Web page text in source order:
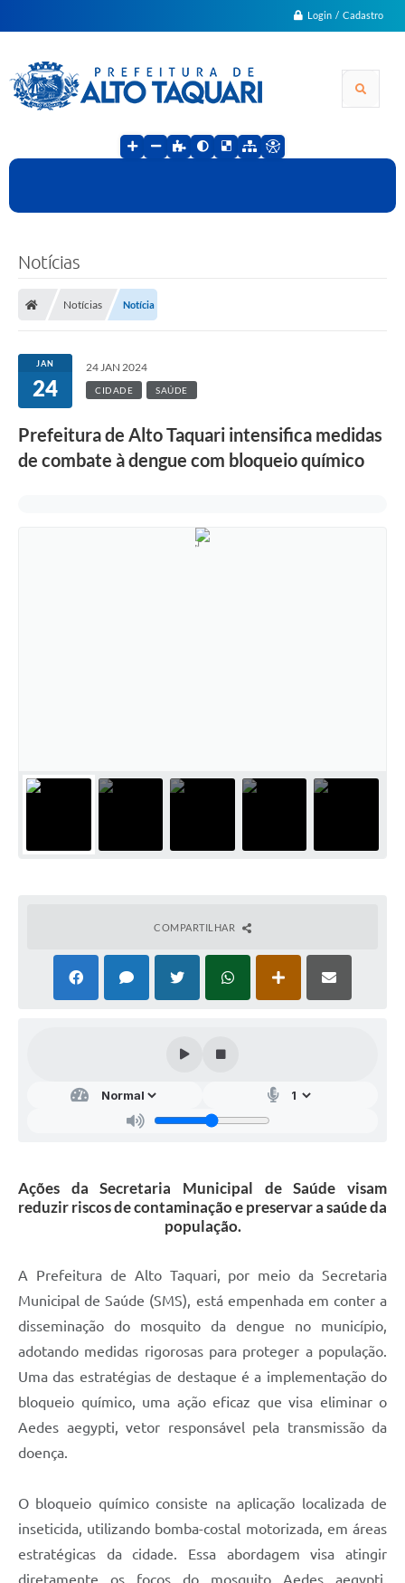
Login / Cadastro
Notícias
Notícias Notícia
JAN
24
24 JAN 2024
CIDADE SAÚDE
Prefeitura de Alto Taquari intensifica medidas
de combate à dengue com bloqueio químico
COMPARTILHAR
Ações da Secretaria Municipal de Saúde visam
reduzir riscos de contaminação e preservar a saúde da
população.
A Prefeitura de Alto Taquari, por meio da Secretaria
Municipal de Saúde (SMS), está empenhada em conter a
disseminação do mosquito da dengue no município,
adotando medidas rigorosas para proteger a população.
Uma das estratégias de destaque é a implementação do
bloqueio químico, uma ação eficaz que visa eliminar o
Aedes aegypti, vetor responsável pela transmissão da
doença.
O bloqueio químico consiste na aplicação localizada de
inseticida, utilizando bomba-costal motorizada, em áreas
estratégicas da cidade. Essa abordagem visa atingir
diretamente os focos do mosquito Aedes aegypti,